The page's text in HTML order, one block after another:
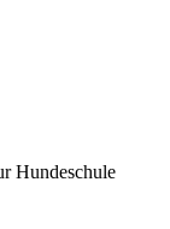
Hundeschule